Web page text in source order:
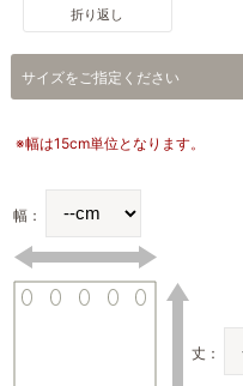
折り返し
サイズをご指定ください
※幅は15cm単位となります。
幅：
丈：